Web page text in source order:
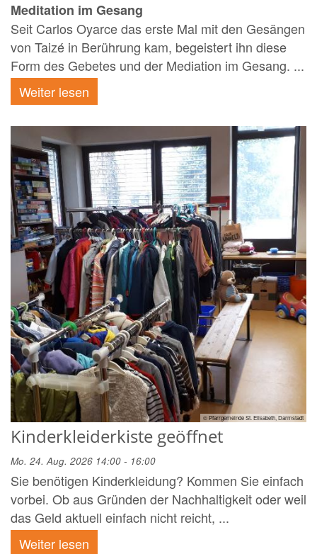
Meditation im Gesang
Seit Carlos Oyarce das erste Mal mit den Gesängen
von Taizé in Berührung kam, begeistert ihn diese
Form des Gebetes und der Mediation im Gesang. ...
Weiter lesen
© Pfarrgemeinde St. Elisabeth, Darmstadt
Kinderkleiderkiste geöffnet
Mo. 24. Aug. 2026 14:00 - 16:00
Sie benötigen Kinderkleidung? Kommen Sie einfach
vorbei. Ob aus Gründen der Nachhaltigkeit oder weil
das Geld aktuell einfach nicht reicht, ...
Weiter lesen